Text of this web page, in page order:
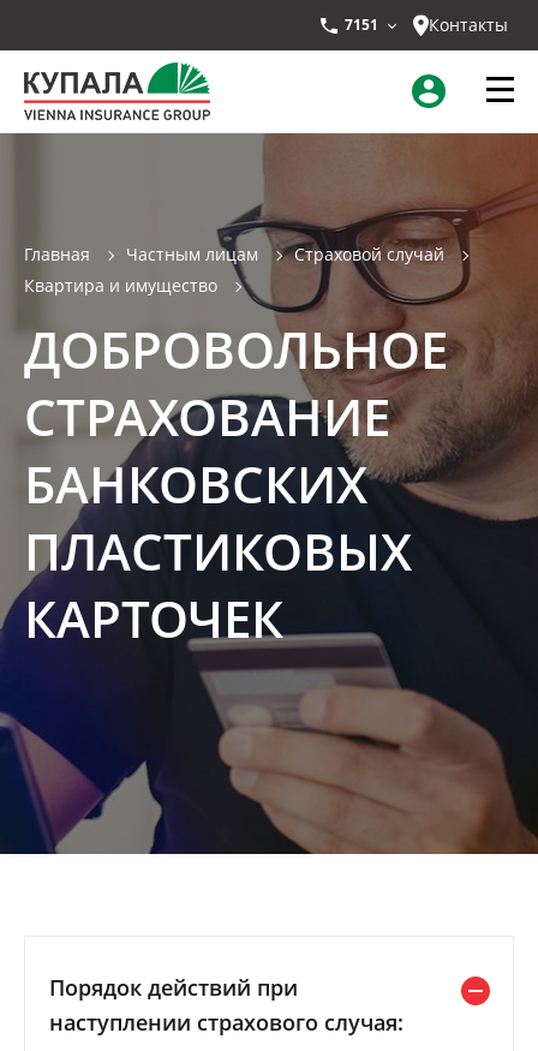
7151 Контакты
Главная Частным лицам
Страховой случай
Квартира и имущество
ДОБРОВОЛЬНОЕ
СТРАХОВАНИЕ
БАНКОВСКИХ
ПЛАСТИКОВЫХ
КАРТОЧЕК
Порядок действий при
наступлении страхового случая: